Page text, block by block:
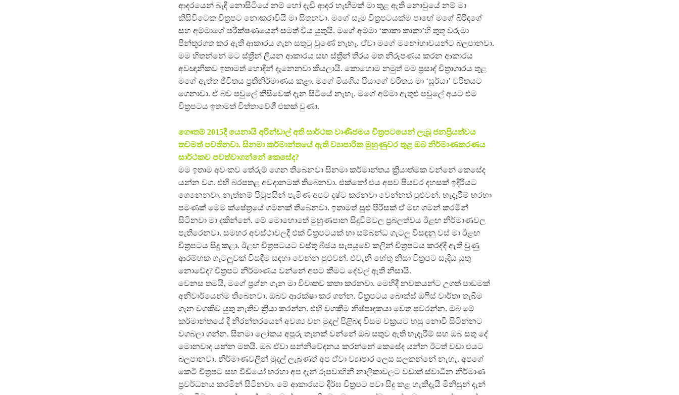
ආදරයෙන් බැඳී නොසිටියේ නම් හෝ දැඩි ආදර හැඟීමක් මා තුළ ඇති නොවුයේ නම් මා
කිසිවිටෙක චිත්‍රපට නොකරාවියි මා සිතනවා. මගේ සෑම චිත්‍රපටයක්ම පාහේ මගේ බිරිඳගේ
සහ අම්මාගේ පරීක්ෂණයෙන් සමත් විය යුතුයි. මගේ අම්මා ‘කාකා කාකා’හි තුතූ වරුමා
පින්තූරගත කර ඇති ආකාරය ගැන සතුටු වුණේ නැහැ. ඒවා මගේ මනෝභාවයන්ට බලපානවා.
මම හිතන්නේ මට ස්ත්‍රීන් ලියන ආකාරය සහ ස්ත්‍රීන් තිරය මත නිරූපණය කරන ආකාරය
අවඥානිකව ඉතාමත් හොඳින් දැනෙනවා කියලායි. කොහොම නමුත් මම ප්‍රසාද් චිත්‍රාගාරය තුළ
මගේ ඇත්ත ජීවිතය ප්‍රතිනිර්මාණය කළා. මගේ මියගිය පියාගේ චරිතය මා ‘සූර්යා’ චරිතයට
ගෙනාවා. ඒ බව පවුලේ කිසිවෙක් දැන සිටියේ නැහැ. මගේ අම්මා ඇතුළු පවුලේ අයට එම
චිත්‍රපටය ඉතාමත් චිත්තාවේගී එකක් වුණා.
ගෞතම් 2015දී යෙනායි අරින්ඩාල් අති සාර්ථක වාණිජමය චිත්‍රපටයෙන් ලැබූ ජනප්‍රියත්වය
තවමත් පවතිනවා. සිනමා කර්මාන්තයේ ඇති ව්‍යාපාරික මුහුණුවර තුළ ඔබ නිර්මාණකරණය
සාර්ථකව පවත්වාගන්නේ කෙසේද?
මම ඉතාම අවංකව තේරුම් ගෙන තිබෙනවා සිනමා කර්මාන්තය ක්‍රියාත්මක වන්නේ කෙසේද
යන්න වග. එහි බරපතළ අවදානමක් තිබෙනවා. එක්කෝ එය අපව පියවර දහසක් ඉදිරියට
ගෙනෙනවා. නැත්නම් පිටුපසින් පැමිණ අපට දෂ්ට කරනවා වෙන්නත් පුළුවන්. හැදෑරීම් හරහා
පමණක් මෙම ක්ෂේත්‍රයේ ගමනක් තිබෙනවා. ඉතාමත් සුළු පිරිසක් ඒ මඟ ගමන් කරමින්
සිටිනවා මා දකින්නේ. මේ මොහොතේ මුහුණපාන සිදුවීම්වල ප්‍රබලත්වය ඊළඟ නිර්මාණවල
පැතිරෙනවා. සමහර අවස්ථාවලදී එක් චිත්‍රපටයක් හා සම්බන්ධ ගැටලු විසඳනු වස් මා ඊළඟ
චිත්‍රපටය සිදු කළා. ඊළඟ චිත්‍රපටයට වස්තු බීජය සැපයූවේ කලින් චිත්‍රපටය කරද්දී ඇති වුණු
ආරම්භක ගැටලුවක් විසඳීම සඳහා වෙන්න පුළුවන්. එවැනි හේතු නිසා චිත්‍රපට සෑදිය යුතු
නොවේද? චිත්‍රපට නිර්මාණය වන්නේ අපට කීමට දේවල් ඇති නිසායි.
වෙනස තමයි, මගේ ප්‍රශ්න ගැන මා විවෘතව කතා කරනවා. මෙහිදී නවකයන්ට උගත් පාඩමක්
අනිවාර්යෙන්ම තිබෙනවා. ඔබව ආරක්ෂා කර ගන්න. චිත්‍රපටය බොක්ස් ඔෆිස් වාර්තා තැබීම
ගැන වගකිව යුතු නැතිව ක්‍රියා කරන්න. එහි වගකීම නිෂ්පාදකයා වෙත පවරන්න. ඔබ මේ
කර්මාන්තයේ දි නිරන්තරයෙන් අවශ්‍ය වන මුදල් පිළිබඳ විසම චක්‍රයට හසු නොවී සිටින්නට
වගබලා ගන්න. සිනමා ලෝකය අපූරු තැනක් වන්නේ ඔබ සතුව ඇති හැදෑරීම් සහ ඔබ සතු දේ
මොනවාද යන්න මතයි. ඔබ ඒවා සන්නිවේදනය කරන්නේ කෙසේද යන්න ඊටත් වඩා එයට
බලපානවා. නිර්මාණවලින් මුදල් ලැබුණත් අප ඒවා ව්‍යාපාර ලෙස සලකන්නේ නැහැ. අපගේ
කෙටි චිත්‍රපට සහ වීඩියෝ හරහා අප දැන් රූපවාහිනී නාලිකාවලට වඩාත් ස්වාධීන නිර්මාණ
ප්‍රවර්ධනය කරමින් සිටිනවා. මේ ආකාරයට දීර්ඝ චිත්‍රපට පවා සිදු කළ හැකිදැයි මිනිසුන් දැන්